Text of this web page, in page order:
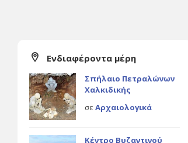
Ενδιαφέροντα μέρη
Σπήλαιο Πετραλώνων
Χαλκιδικής
σε Αρχαιολογικά
Κέντρο Βυζαντινού